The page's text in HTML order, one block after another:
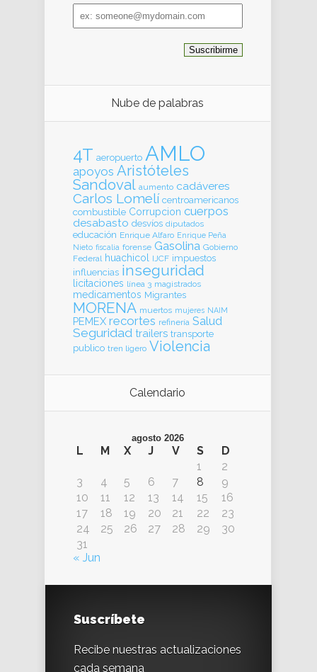
Email
address
Nube de palabras
4T aeropuerto AMLO
apoyos Aristóteles
Sandoval aumento cadáveres
Carlos Lomelí centroamericanos
combustible Corrupcion cuerpos
desabasto desvíos diputados
educación Enrique Alfaro Enrique Peña
Nieto fiscalia forense Gasolina Gobierno
Federal huachicol IJCF impuestos
influencias inseguridad
licitaciones línea 3 magistrados
medicamentos Migrantes
MORENA muertos mujeres NAIM
PEMEX recortes refinería Salud
Seguridad trailers transporte
publico tren ligero Violencia
Calendario
agosto 2026
L M X J V S
D
1
2
3
4 5 6 7 8
9
10
11 12 13 14 15
16
17
18 19 20 21 22
23
24
25 26 27 28 29
30
31
« Jun
Suscríbete
Recibe nuestras actualizaciones
cada semana